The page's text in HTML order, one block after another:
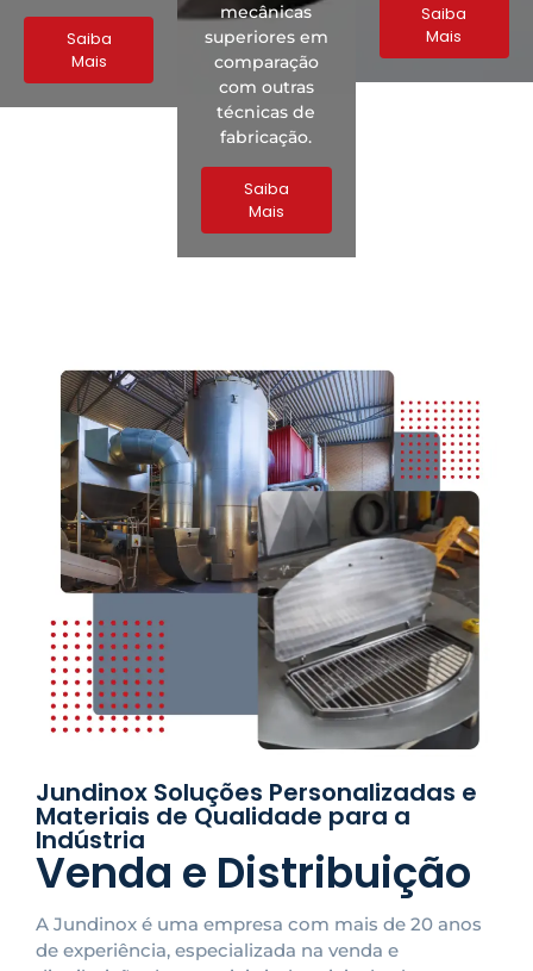
Saiba
Mais
mecânicas
superiores em
comparação
com outras
técnicas de
fabricação.
Saiba
Mais
Saiba
Mais
Jundinox Soluções Personalizadas e
Materiais de Qualidade para a
Indústria
Venda e Distribuição
A Jundinox é uma empresa com mais de 20 anos
de experiência, especializada na venda e